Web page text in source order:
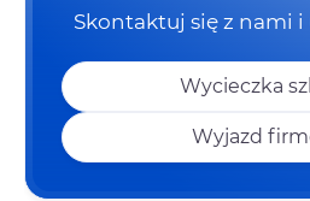
Skontaktuj się z nami i
Wycieczka
Wyjazd